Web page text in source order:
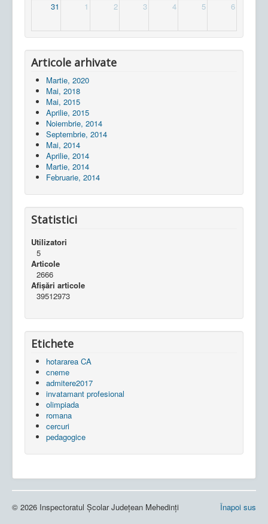
31 1 2 3 4 5 6
Articole arhivate
Martie, 2020
Mai, 2018
Mai, 2015
Aprilie, 2015
Noiembrie, 2014
Septembrie, 2014
Mai, 2014
Aprilie, 2014
Martie, 2014
Februarie, 2014
Statistici
Utilizatori
5
Articole
2666
Afișări articole
39512973
Etichete
hotararea CA
cneme
admitere2017
invatamant profesional
olimpiada
romana
cercuri
pedagogice
Înapoi sus
© 2026 Inspectoratul Școlar Județean Mehedinți